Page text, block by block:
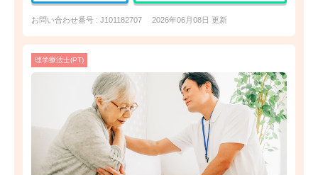
お問い合わせ番号 : J101182707 2026年06月08日 更新
理学療法士(PT)